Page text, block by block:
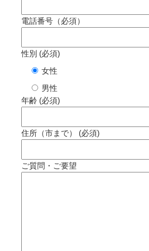
電話番号（必須）
性別 (必須)
女性
男性
年齢 (必須)
住所（市まで） (必須)
ご質問・ご要望